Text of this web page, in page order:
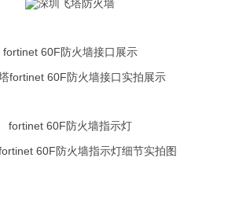
fortinet 60F防火墙接口展示
fortinet 60F防火墙指示灯